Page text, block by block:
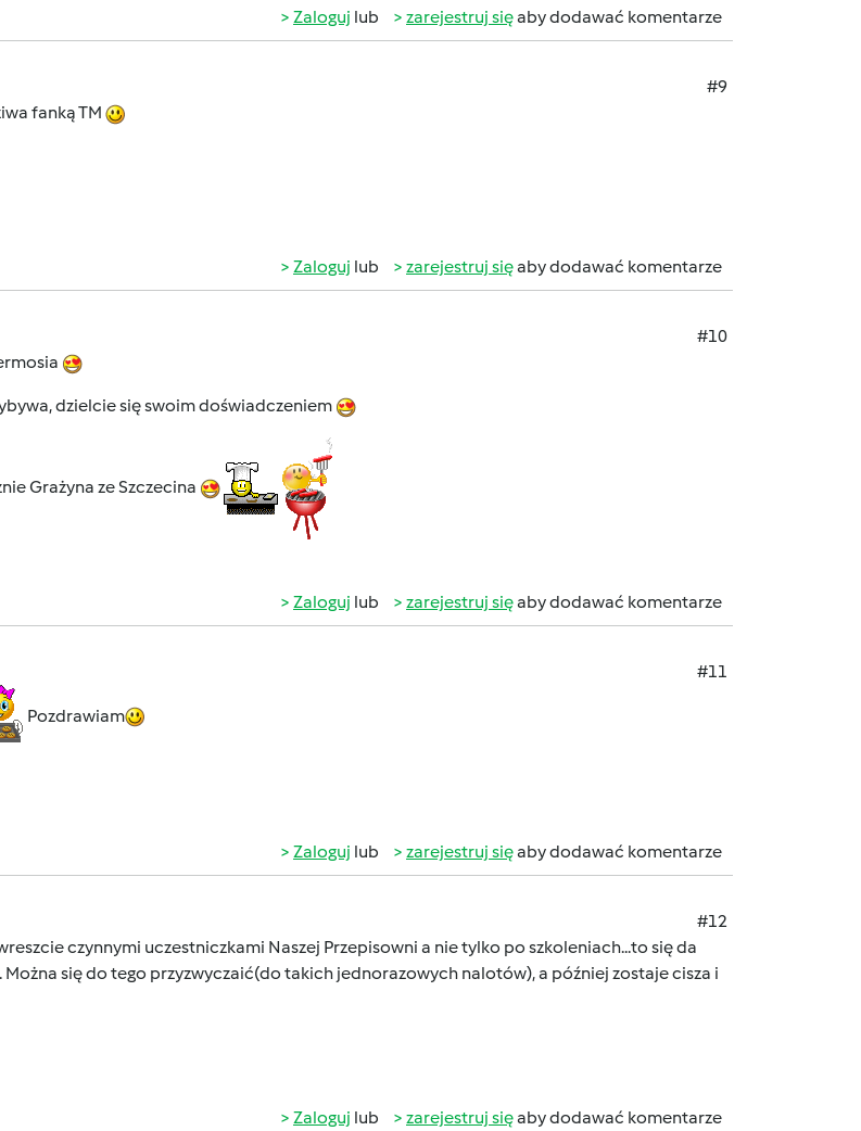
Zaloguj lub zarejestruj sięaby dodawać komentarze
#9
fanką TM
Zaloguj lub zarejestruj sięaby dodawać komentarze
#10
dzielcie się swoim doświadczeniem
Grażyna ze Szczecina
Zaloguj lub zarejestruj sięaby dodawać komentarze
#11
Pozdrawiam
Zaloguj lub zarejestruj sięaby dodawać komentarze
#12
czynnymi uczestniczkami Naszej Przepisowni a nie tylko po szkoleniach...to się da
Można się do tego przyzwyczaić(do takich jednorazowych nalotów), a później zostaje cisza i
Zaloguj lub zarejestruj sięaby dodawać komentarze